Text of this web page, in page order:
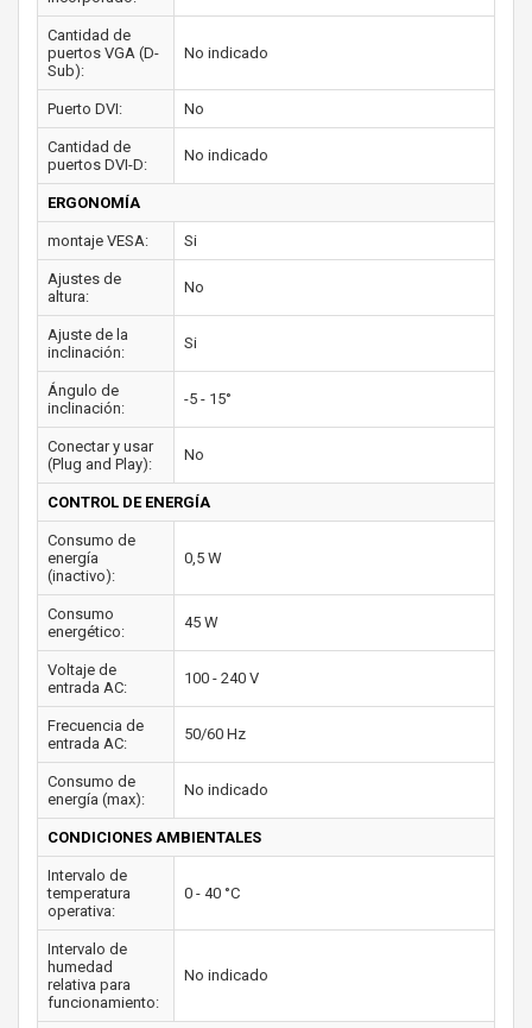
Cantidad de
puertos VGA (D-
Sub):
No indicado
Puerto DVI: No
Cantidad de
puertos DVI-D:
No indicado
ERGONOMÍA
montaje VESA: Si
Ajustes de
altura:
No
Ajuste de la
inclinación:
Si
Ángulo de
inclinación:
-5 - 15°
Conectar y usar
(Plug and Play):
No
CONTROL DE ENERGÍA
Consumo de
energía
(inactivo):
0,5 W
Consumo
energético:
45 W
Voltaje de
entrada AC:
100 - 240 V
Frecuencia de
entrada AC:
50/60 Hz
Consumo de
energía (max):
No indicado
CONDICIONES AMBIENTALES
Intervalo de
temperatura
operativa:
0 - 40 °C
Intervalo de
humedad
relativa para
funcionamiento:
No indicado